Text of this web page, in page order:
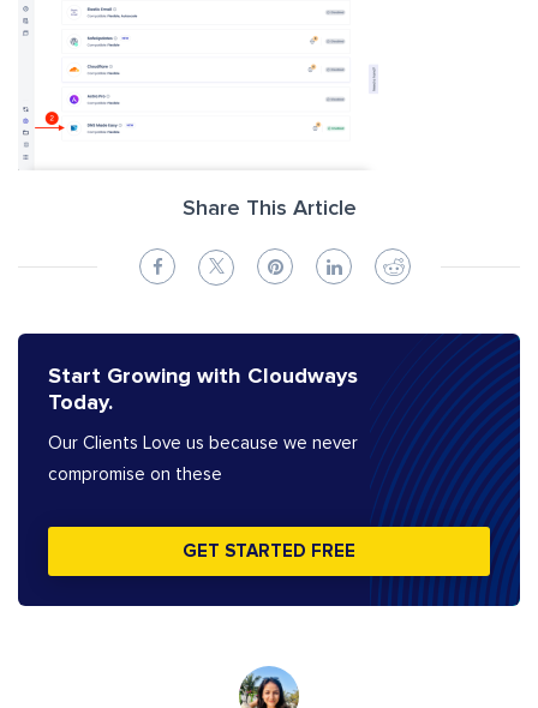
Share This Article
Start Growing with Cloudways
Today.
Our Clients Love us because we never
compromise on these
GET STARTED FREE